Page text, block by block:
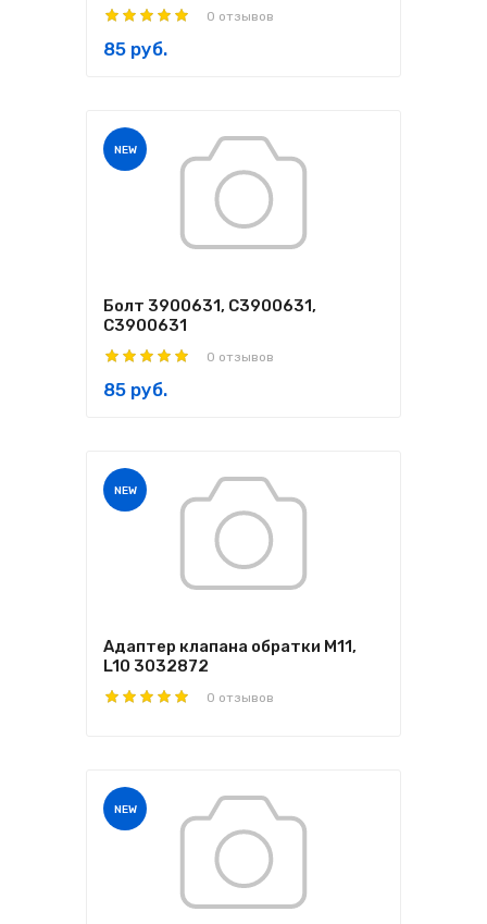
0 отзывов
85 руб.
NEW
Болт 3900631, C3900631,
С3900631
0 отзывов
85 руб.
NEW
Адаптер клапана обратки M11,
L10 3032872
0 отзывов
NEW